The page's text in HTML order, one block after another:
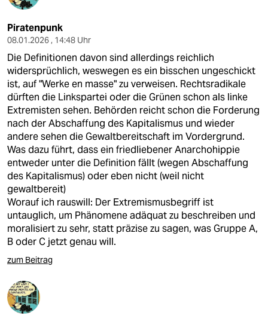
Piratenpunk
08.01.2026 , 14:48 Uhr
Die Definitionen davon sind allerdings reichlich
widersprüchlich, weswegen es ein bisschen ungeschickt
ist, auf "Werke en masse" zu verweisen. Rechtsradikale
dürften die Linkspartei oder die Grünen schon als linke
Extremisten sehen. Behörden reicht schon die Forderung
nach der Abschaffung des Kapitalismus und wieder
andere sehen die Gewaltbereitschaft im Vordergrund.
Was dazu führt, dass ein friedliebener Anarchohippie
entweder unter die Definition fällt (wegen Abschaffung
des Kapitalismus) oder eben nicht (weil nicht
gewaltbereit)
Worauf ich rauswill: Der Extremismusbegriff ist
untauglich, um Phänomene adäquat zu beschreiben und
moralisiert zu sehr, statt präzise zu sagen, was Gruppe A,
B oder C jetzt genau will.
zum Beitrag